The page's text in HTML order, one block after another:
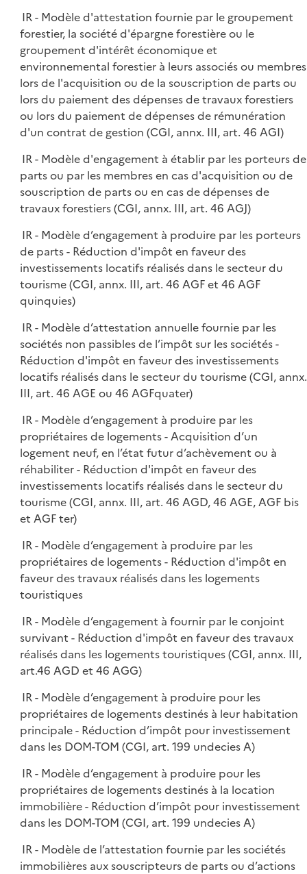
IR - Modèle d'attestation fournie par le groupement
forestier, la société d'épargne forestière ou le
groupement d'intérêt économique et
environnemental forestier à leurs associés ou membres
lors de l'acquisition ou de la souscription de parts ou
lors du paiement des dépenses de travaux forestiers
ou lors du paiement de dépenses de rémunération
d'un contrat de gestion (CGI, annx. III, art. 46 AGI)
IR - Modèle d'engagement à établir par les porteurs de
parts ou par les membres en cas d'acquisition ou de
souscription de parts ou en cas de dépenses de
travaux forestiers (CGI, annx. III, art. 46 AGJ)
IR - Modèle d’engagement à produire par les porteurs
de parts - Réduction d'impôt en faveur des
investissements locatifs réalisés dans le secteur du
tourisme (CGI, annx. III, art. 46 AGF et 46 AGF
quinquies)
IR - Modèle d’attestation annuelle fournie par les
sociétés non passibles de l’impôt sur les sociétés -
Réduction d'impôt en faveur des investissements
locatifs réalisés dans le secteur du tourisme (CGI, annx.
III, art. 46 AGE ou 46 AGFquater)
IR - Modèle d’engagement à produire par les
propriétaires de logements - Acquisition d’un
logement neuf, en l’état futur d’achèvement ou à
réhabiliter - Réduction d'impôt en faveur des
investissements locatifs réalisés dans le secteur du
tourisme (CGI, annx. III, art. 46 AGD, 46 AGE, AGF bis
et AGF ter)
IR - Modèle d’engagement à produire par les
propriétaires de logements - Réduction d'impôt en
faveur des travaux réalisés dans les logements
touristiques
IR - Modèle d’engagement à fournir par le conjoint
survivant - Réduction d'impôt en faveur des travaux
réalisés dans les logements touristiques (CGI, annx. III,
art.46 AGD et 46 AGG)
IR - Modèle d’engagement à produire pour les
propriétaires de logements destinés à leur habitation
principale - Réduction d’impôt pour investissement
dans les DOM-TOM (CGI, art. 199 undecies A)
IR - Modèle d’engagement à produire pour les
propriétaires de logements destinés à la location
immobilière - Réduction d’impôt pour investissement
dans les DOM-TOM (CGI, art. 199 undecies A)
IR - Modèle de l’attestation fournie par les sociétés
immobilières aux souscripteurs de parts ou d’actions